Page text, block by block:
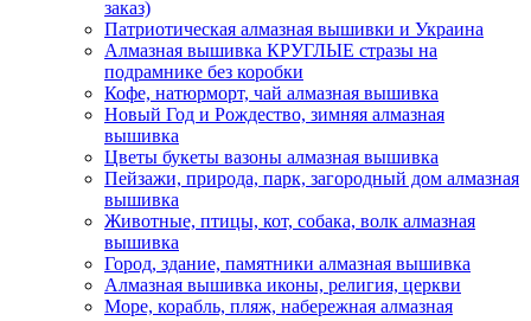
заказ)
Патриотическая алмазная вышивки и Украина
Алмазная вышивка КРУГЛЫЕ стразы на
подрамнике без коробки
Кофе, натюрморт, чай алмазная вышивка
Новый Год и Рождество, зимняя алмазная
вышивка
Цветы букеты вазоны алмазная вышивка
Пейзажи, природа, парк, загородный дом алмазная
вышивка
Животные, птицы, кот, собака, волк алмазная
вышивка
Город, здание, памятники алмазная вышивка
Алмазная вышивка иконы, религия, церкви
Море, корабль, пляж, набережная алмазная